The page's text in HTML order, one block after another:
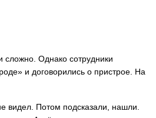
Однако сотрудники
и договорились о пристрое. На
видел. Потом подсказали, нашли.